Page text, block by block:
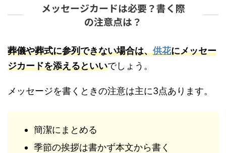
メッセージカードは必要？書く際
の注意点は？
葬儀や葬式に参列できない場合は、供花にメッセー
ジカードを添えるといいでしょう。
メッセージを書くときの注意は主に3点あります。
簡潔にまとめる
季節の挨拶は書かず本文から書く